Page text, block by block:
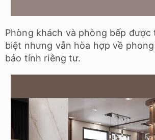
Phòng khách và phòng bếp được
biệt nhưng vẫn hòa hợp về
bảo tính riêng tư.